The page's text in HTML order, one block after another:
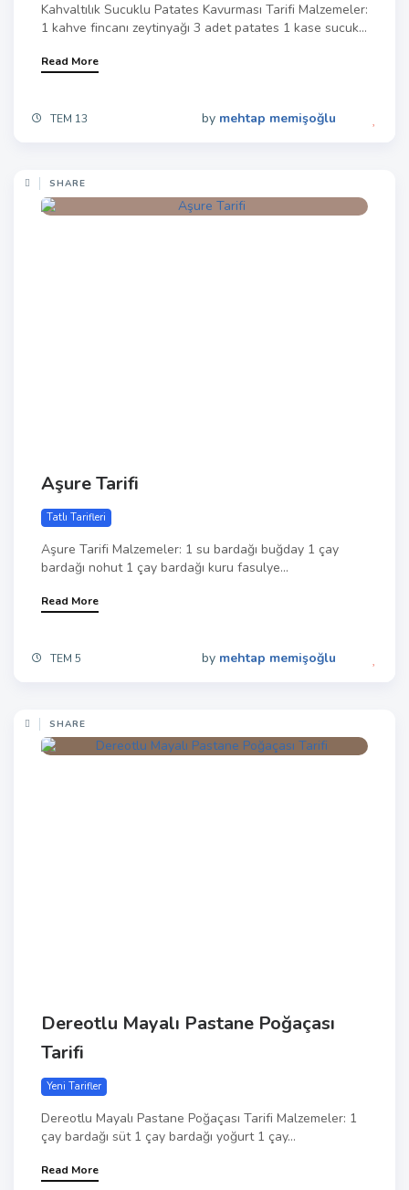
Kahvaltılık Sucuklu Patates Kavurması Tarifi Malzemeler:
1 kahve fincanı zeytinyağı 3 adet patates 1 kase sucuk...
Read More
TEM 13 by mehtap memişoğlu
SHARE
Aşure Tarifi
Tatlı Tarifleri
Aşure Tarifi Malzemeler: 1 su bardağı buğday 1 çay
bardağı nohut 1 çay bardağı kuru fasulye...
Read More
TEM 5 by mehtap memişoğlu
SHARE
Dereotlu Mayalı Pastane Poğaçası
Tarifi
Yeni Tarifler
Dereotlu Mayalı Pastane Poğaçası Tarifi Malzemeler: 1
çay bardağı süt 1 çay bardağı yoğurt 1 çay...
Read More